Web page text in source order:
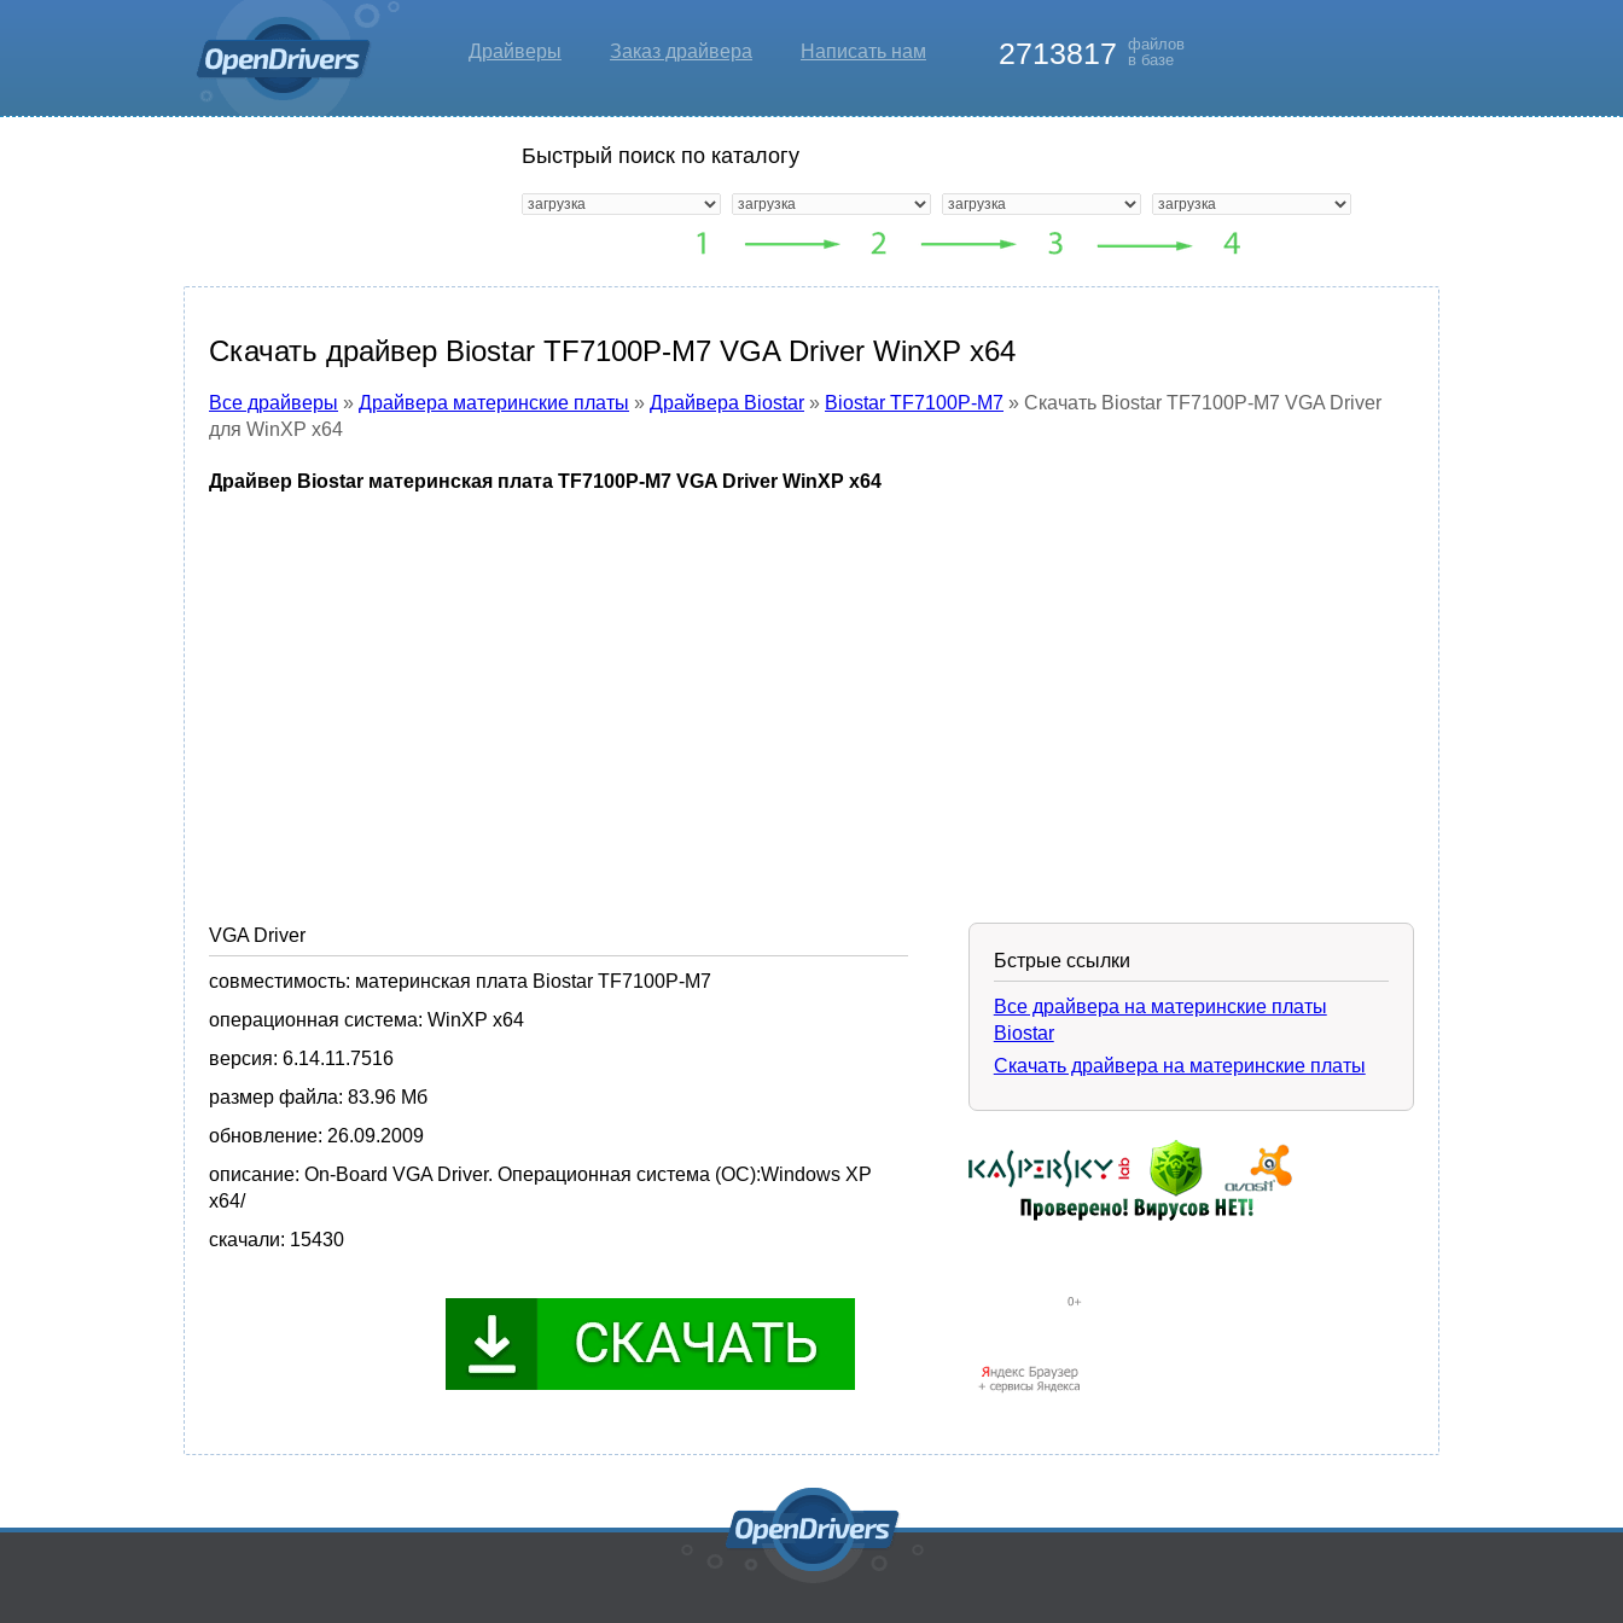
Драйверы Заказ драйвера Написать нам 2713817
файлов
в базе
Быстрый поиск по каталогу
Скачать драйвер Biostar TF7100P-M7 VGA Driver WinXP x64
Все драйверы » Драйвера материнские платы » Драйвера Biostar » Biostar TF7100P-M7 » Скачать Biostar TF7100P-M7 VGA Driver
для WinXP x64
Драйвер Biostar материнская плата TF7100P-M7 VGA Driver WinXP x64
VGA Driver
совместимость: материнская плата Biostar TF7100P-M7
операционная система: WinXP x64
версия: 6.14.11.7516
размер файла: 83.96 Мб
обновление: 26.09.2009
описание: On-Board VGA Driver. Операционная система (ОС):Windows XP
x64/
скачали: 15430
Бстрые ссылки
Все драйвера на материнские платы
Biostar
Скачать драйвера на материнские платы